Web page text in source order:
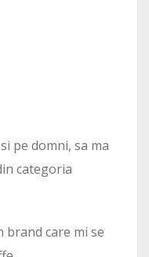
pe domni, sa ma
categoria
brand care mi se